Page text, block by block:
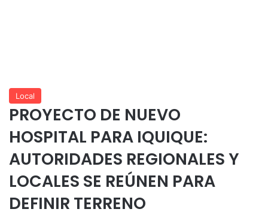
Local
PROYECTO DE NUEVO
HOSPITAL PARA IQUIQUE:
AUTORIDADES REGIONALES Y
LOCALES SE REÚNEN PARA
DEFINIR TERRENO